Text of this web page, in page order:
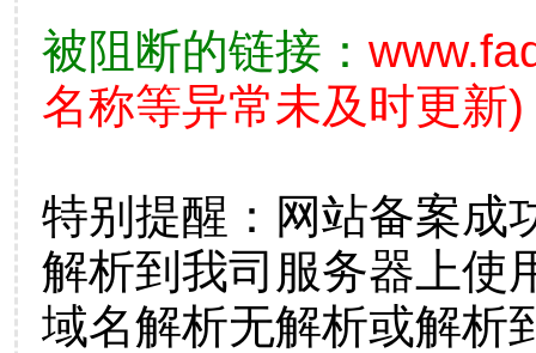
被阻断的链接：
名称等异常未及时更新)
特别提醒：网站备案成
解析到我司服务器上使
域名解析无解析或解析